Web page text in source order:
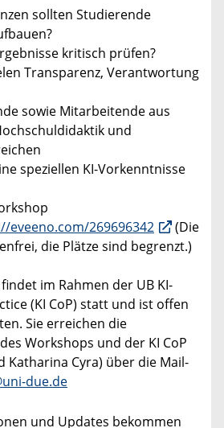
sollten Studierende
kritisch prüfen?
Transparenz, Verantwortung
sowie Mitarbeitende aus
und
speziellen KI-Vorkenntnisse
eveeno.com/269696342
(Die
die Plätze sind begrenzt.)
im Rahmen der UB KI-
(KI CoP) statt und ist offen
Sie erreichen die
Workshops und der KI CoP
Katharina Cyra) über die Mail-
due.de
und Updates bekommen